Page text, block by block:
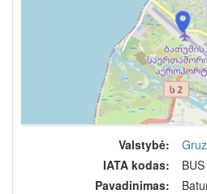
Valstybė:
IATA kodas:
BUS
Pavadinimas: